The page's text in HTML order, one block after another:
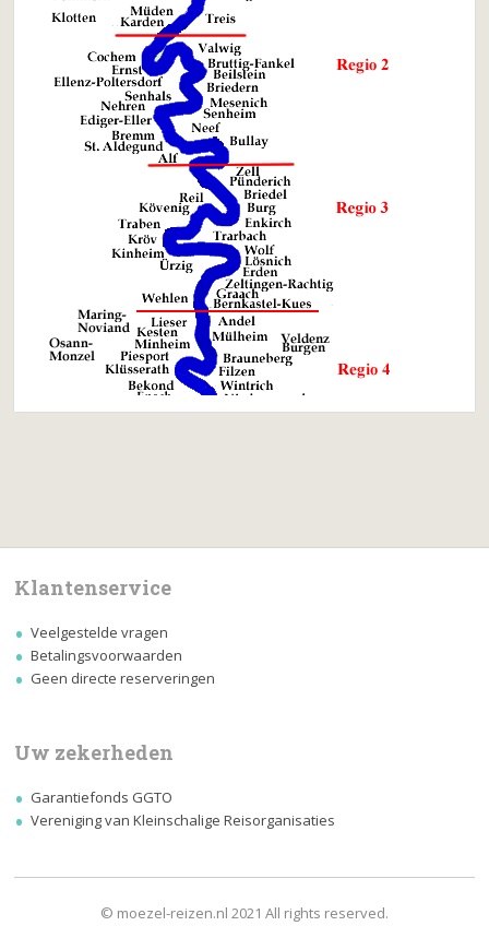
Klantenservice
Veelgestelde vragen
Betalingsvoorwaarden
Geen directe reserveringen
Uw zekerheden
Garantiefonds GGTO
Vereniging van Kleinschalige Reisorganisaties
© moezel-reizen.nl 2021 All rights reserved.